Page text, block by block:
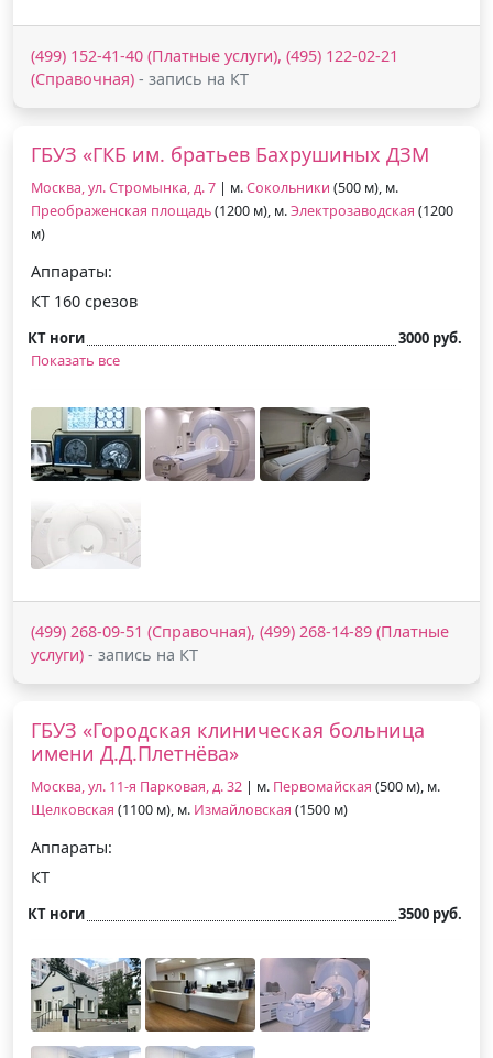
(499) 152-41-40 (Платные услуги), (495) 122-02-21
(Справочная) - запись на КТ
ГБУЗ «ГКБ им. братьев Бахрушиных ДЗМ
Москва, ул. Стромынка, д. 7 | м.Сокольники (500 м), м.
Преображенская площадь(1200 м), м.Электрозаводская (1200
м)
Аппараты:
КТ 160 срезов
КТ ноги
3000 руб.
Показать все
(499) 268-09-51 (Справочная), (499) 268-14-89 (Платные
услуги) - запись на КТ
ГБУЗ «Городская клиническая больница
имени Д.Д.Плетнёва»
Москва, ул. 11-я Парковая, д. 32 | м. Первомайская (500 м), м.
Щелковская (1100 м), м. Измайловская (1500 м)
Аппараты:
КТ
КТ ноги 3500 руб.